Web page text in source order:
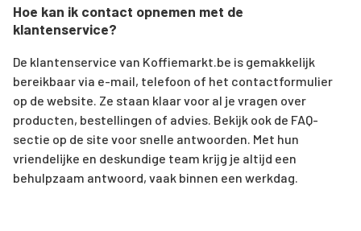
Hoe kan ik contact opnemen met de
klantenservice?
De klantenservice van Koffiemarkt.be is gemakkelijk
bereikbaar via e-mail, telefoon of het contactformulier
op de website. Ze staan klaar voor al je vragen over
producten, bestellingen of advies. Bekijk ook de FAQ-
sectie op de site voor snelle antwoorden. Met hun
vriendelijke en deskundige team krijg je altijd een
behulpzaam antwoord, vaak binnen een werkdag.